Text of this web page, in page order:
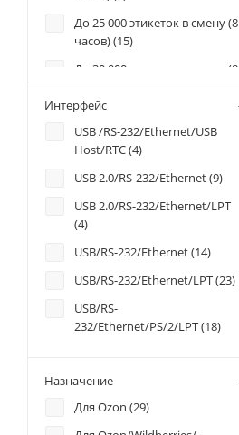
До 25 000 этикеток в смену (8
часов) (15)
До 30 000 этикеток в смену (8
До 35 000 этикеток в смену (8
часов) (15)
До 5 000 этикеток в смену (8
часов) (1)
До 50 000 этикеток в смену (8
часов) (
Интерфейс
USB /RS-232/Ethernet/USB
Host/RTC (4)
USB 2.0/RS-232/Ethernet (9)
USB 2.0/RS-232/Ethernet/LPT
(4)
USB/RS-232/Ethernet (14)
USB/RS-232/Ethernet/LPT (23)
USB/RS-
232/Ethernet/PS/2/LPT (18)
USB/RS-232/Ethernet/USB
Host/RTC/Bluetooth (
Назначение
Для Ozon (29)